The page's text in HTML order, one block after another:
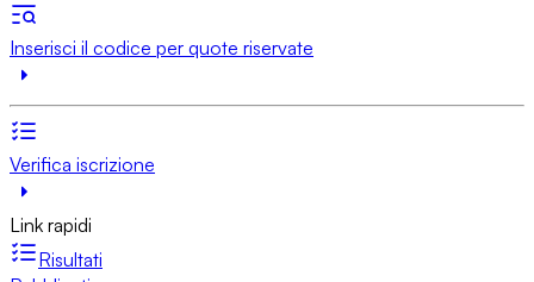
Inserisci il codice per quote riservate
Verifica iscrizione
Link rapidi
Risultati